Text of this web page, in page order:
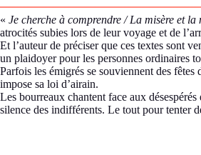
« Je cherche à comprendre / La misère et
atrocités subies lors de leur voyage et de
Et l’auteur de préciser que ces textes sont
un plaidoyer pour les personnes ordinaires
Parfois les émigrés se souviennent des fêtes
impose sa loi d’airain.
Les bourreaux chantent face aux
silence des indifférents. Le tout pour tenter